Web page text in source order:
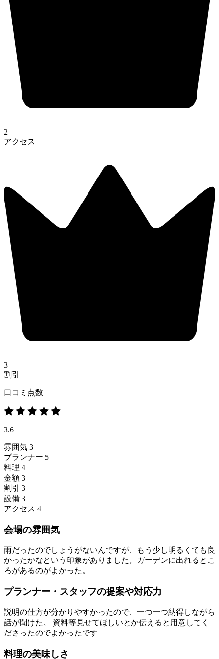
2
アクセス
3
割引
口コミ点数
3.6
雰囲気 3
プランナー 5
料理 4
金額 3
割引
3
設備 3
アクセス 4
会場の雰囲気
雨だったのでしょうがないんですが、もう少し明るくても良
かったかなという印象がありました。ガーデンに出れるとこ
ろがあるのがよかった。
プランナー・スタッフの提案や対応力
説明の仕方が分かりやすかったので、一つ一つ納得しながら
話が聞けた。 資料等見せてほしいとか伝えると用意してく
ださったのでよかったです
料理の美味しさ